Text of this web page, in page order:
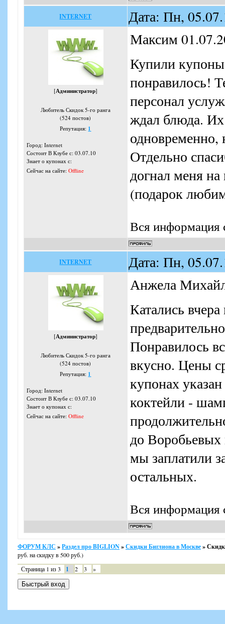
INTERNET Дата: Пн,
[Администратор]
Любитель Скидок 5-го ранга
(524 постов)
Репутация: 1
Город: Internet
Состоит В Клубе с: 03.07.10
Знает о купонах с:
Сейчас на сайте: Offline
Максим
Купили
понравилось!
персонал
ждал блюда.
одновременно,
Отдельно
догнал меня
(подарок
Вся информация
INTERNET Дата: Пн,
[Администратор]
Любитель Скидок 5-го ранга
(524 постов)
Репутация: 1
Город: Internet
Состоит В Клубе с: 03.07.10
Знает о купонах с:
Сейчас на сайте: Offline
Анжела
Катались
Понравилось
вкусно. Цены
купонах
коктейли -
до Воробьевых
мы заплатили
остальных.
Вся информация
ФОРУМ КЛС »Раздел про BIGLION»Скидки Биглиона в Москве»
руб. на скидку в 500 руб.)
Страница 1 из3 1 2 3 »